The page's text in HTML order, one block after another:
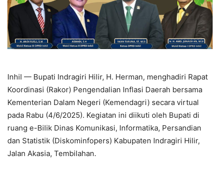
Inhil — Bupati Indragiri Hilir, H. Herman, menghadiri Rapat
Koordinasi (Rakor) Pengendalian Inflasi Daerah bersama
Kementerian Dalam Negeri (Kemendagri) secara virtual
pada Rabu (4/6/2025). Kegiatan ini diikuti oleh Bupati di
ruang e-Bilik Dinas Komunikasi, Informatika, Persandian
dan Statistik (Diskominfopers) Kabupaten Indragiri Hilir,
Jalan Akasia, Tembilahan.